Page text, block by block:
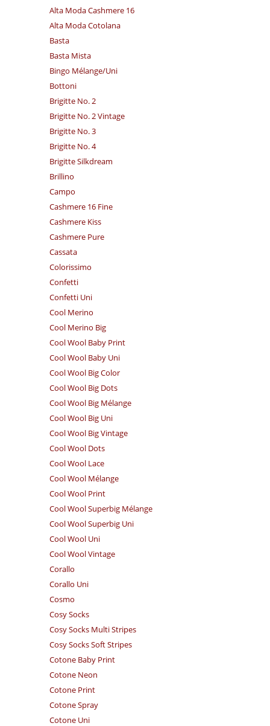
Alta Moda Cashmere 16
Alta Moda Cotolana
Basta
Basta Mista
Bingo Mélange/​Uni
Bottoni
Brigitte No. 2
Brigitte No. 2 Vintage
Brigitte No. 3
Brigitte No. 4
Brigitte Silkdream
Brillino
Campo
Cashmere 16 Fine
Cashmere Kiss
Cashmere Pure
Cassata
Colorissimo
Confetti
Confetti Uni
Cool Merino
Cool Merino Big
Cool Wool Baby Print
Cool Wool Baby Uni
Cool Wool Big Color
Cool Wool Big Dots
Cool Wool Big Mélange
Cool Wool Big Uni
Cool Wool Big Vintage
Cool Wool Dots
Cool Wool Lace
Cool Wool Mélange
Cool Wool Print
Cool Wool Superbig Mélange
Cool Wool Superbig Uni
Cool Wool Uni
Cool Wool Vintage
Corallo
Corallo Uni
Cosmo
Cosy Socks
Cosy Socks Multi Stripes
Cosy Socks Soft Stripes
Cotone Baby Print
Cotone Neon
Cotone Print
Cotone Spray
Cotone Uni